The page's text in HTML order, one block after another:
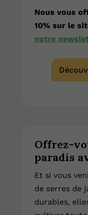
Nous vous
10% sur le
notre
Offrez-
paradis
Et si vous
de serres de
durables,